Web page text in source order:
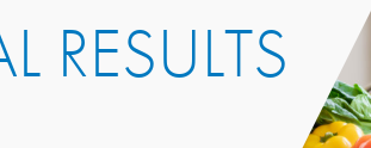
RESULTS